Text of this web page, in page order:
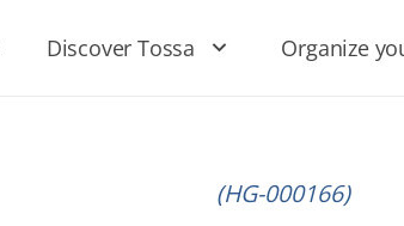
Discover Tossa Organize
(HG-000166)